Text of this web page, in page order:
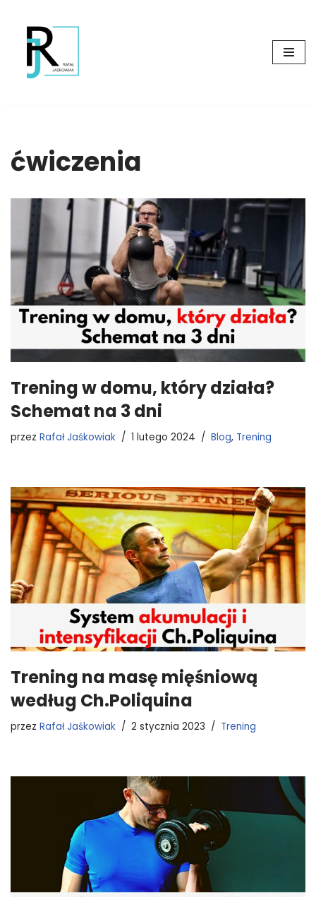
Przejdź
treści
ćwiczenia
Trening w domu, który działa?
Schemat na 3 dni
przez Rafał Jaśkowiak 1 lutego 2024 Blog, Trening
Trening na masę mięśniową
według Ch.Poliquina
przez Rafał Jaśkowiak 2 stycznia 2023 Trening